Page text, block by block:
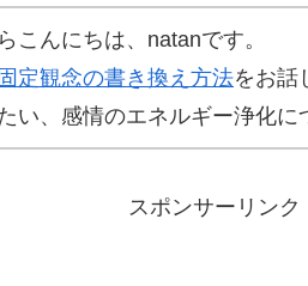
こんにちは、natanです。
固定観念の書き換え方法をお話
い、感情のエネルギー浄化に
スポンサーリンク